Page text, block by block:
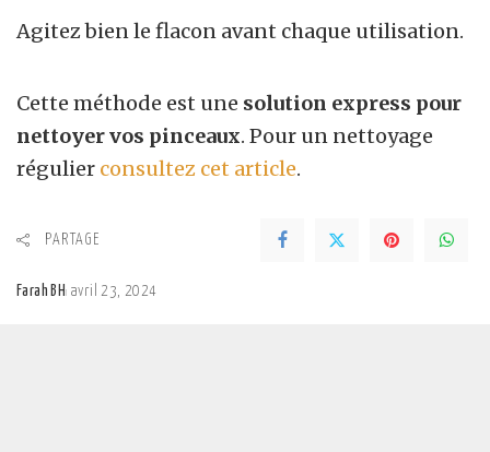
Agitez bien le flacon avant chaque utilisation.
Cette méthode est une solution express pour
nettoyer vos pinceaux. Pour un nettoyage
régulier consultez cet article.
PARTAGE
Farah BH avril 23, 2024